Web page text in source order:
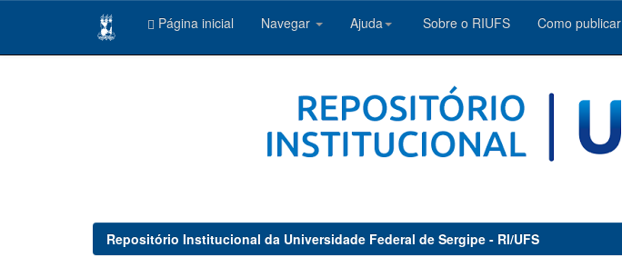
Página inicial Navegar Ajuda Sobre o RIUFS Como publicar
Repositório Institucional da Universidade Federal de Sergipe - RI/UFS